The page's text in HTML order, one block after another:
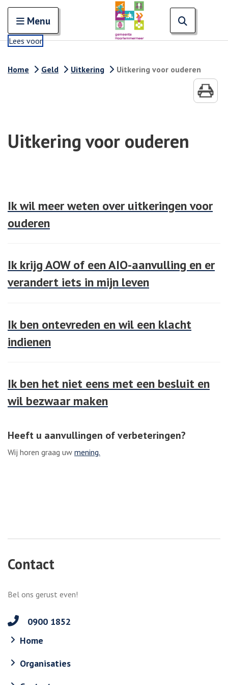
Open en sluit het
Menu
Lees voor
Home Geld Uitkering Uitkering voor ouderen
Uitkering voor ouderen
Ik wil meer weten over uitkeringen voor
ouderen
Ik krijg AOW of een AIO-aanvulling en er
verandert iets in mijn leven
Ik ben ontevreden en wil een klacht
indienen
Ik ben het niet eens met een besluit en
wil bezwaar maken
Heeft u aanvullingen of verbeteringen?
Wij horen graag uw mening.
Contact
Bel ons gerust even!
0900 1852
Home
Organisaties